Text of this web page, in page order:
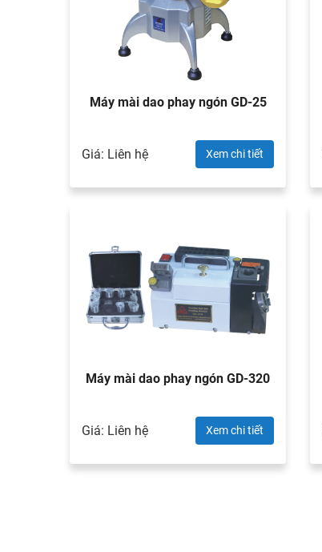
Máy mài dao phay ngón GD-25
Giá: Liên hệ Xem chi tiết
Máy mài dao phay ngón GD-320
Giá: Liên hệ Xem chi tiết